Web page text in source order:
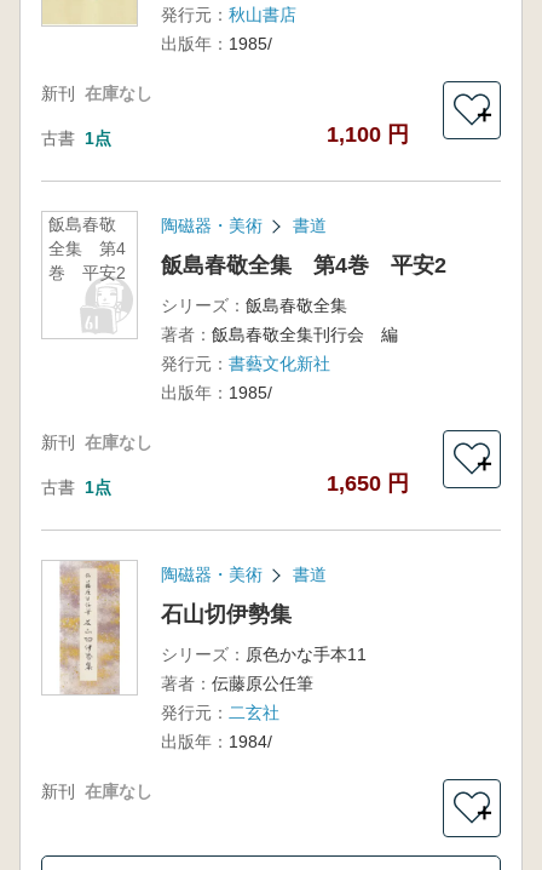
発行元： 秋山書店
出版年： 1985/
新刊 在庫なし
古書 1点 1,100 円
＋
飯島春敬
全集 第4
巻 平安2
陶磁器・美術 書道
飯島春敬全集 第4巻 平安2
シリーズ： 飯島春敬全集
著者： 飯島春敬全集刊行会 編
発行元： 書藝文化新社
出版年： 1985/
新刊 在庫なし
古書 1点 1,650 円
＋
陶磁器・美術 書道
石山切伊勢集
シリーズ： 原色かな手本11
著者： 伝藤原公任筆
発行元： 二玄社
出版年： 1984/
新刊 在庫なし
＋